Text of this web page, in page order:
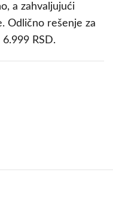
a zahvaljujući
Odlično rešenje za
RSD.